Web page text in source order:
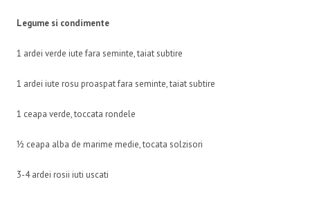
Legume si condimente
1 ardei verde iute fara seminte, taiat subtire
1 ardei iute rosu proaspat fara seminte, taiat subtire
1 ceapa verde, toccata rondele
½ ceapa alba de marime medie, tocata solzisori
3-4 ardei rosii iuti uscati